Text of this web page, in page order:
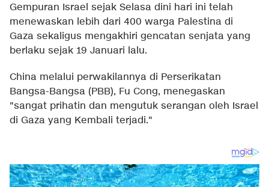
Gempuran Israel sejak Selasa dini hari ini telah
menewaskan lebih dari 400 warga Palestina di
Gaza sekaligus mengakhiri gencatan senjata yang
berlaku sejak 19 Januari lalu.
China melalui perwakilannya di Perserikatan
Bangsa-Bangsa (PBB), Fu Cong, menegaskan
"sangat prihatin dan mengutuk serangan oleh Israel
di Gaza yang Kembali terjadi."